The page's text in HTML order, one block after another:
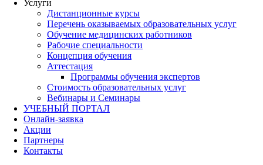
Услуги
Дистанционные курсы
Перечень оказываемых образовательных услуг
Обучение медицинских работников
Рабочие специальности
Концепция обучения
Аттестация
Программы обучения экспертов
Стоимость образовательных услуг
Вебинары и Семинары
УЧЕБНЫЙ ПОРТАЛ
Онлайн-заявка
Акции
Партнеры
Контакты